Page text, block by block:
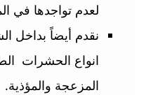
لعدم تواجدها في
نقدم أيضاً بداخل
انواع الحشرات
المزعجة والمؤذية.